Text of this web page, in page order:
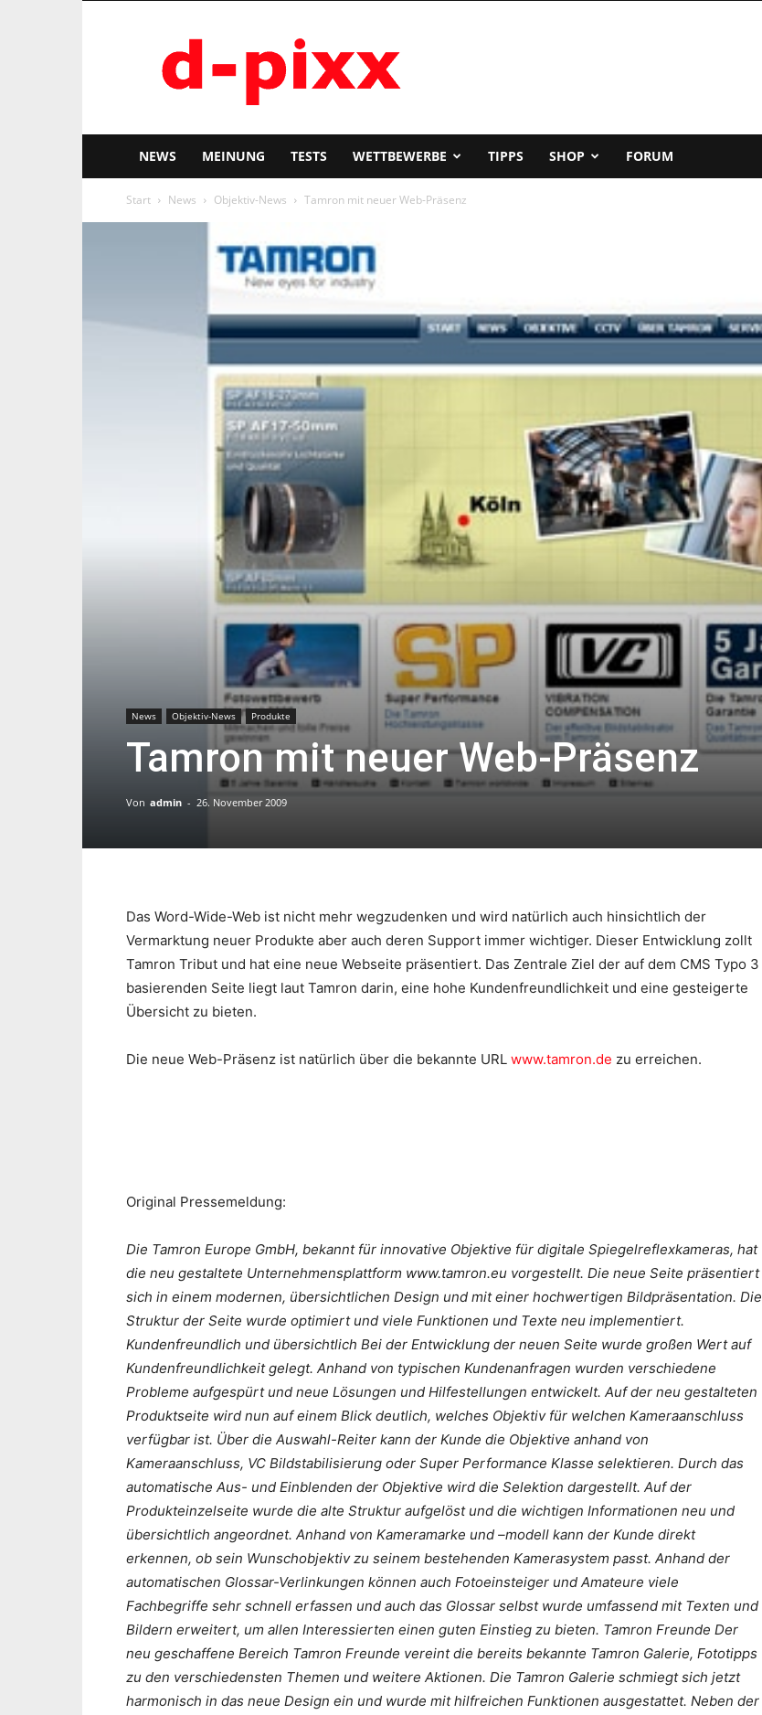
pixx
NEWS MEINUNG TESTS WETTBEWERBE TIPPS SHOP FORUM
Start News Objektiv-News Tamron mit neuer Web-Präsenz
News Objektiv-News Produkte
Tamron mit neuer Web-Präsenz
Von admin - 26. November 2009
Das Word-Wide-Web ist nicht mehr wegzudenken und wird natürlich auch hinsichtlich der
Vermarktung neuer Produkte aber auch deren Support immer wichtiger. Dieser Entwicklung zollt
Tamron Tribut und hat eine neue Webseite präsentiert. Das Zentrale Ziel der auf dem CMS Typo 3
basierenden Seite liegt laut Tamron darin, eine hohe Kundenfreundlichkeit und eine gesteigerte
Übersicht zu bieten.
Die neue Web-Präsenz ist natürlich über die bekannte URL www.tamron.de zu erreichen.
Original Pressemeldung:
Die Tamron Europe GmbH, bekannt für innovative Objektive für digitale Spiegelreflexkameras, hat
die neu gestaltete Unternehmensplattform www.tamron.eu vorgestellt. Die neue Seite präsentiert
sich in einem modernen, übersichtlichen Design und mit einer hochwertigen Bildpräsentation. Die
Struktur der Seite wurde optimiert und viele Funktionen und Texte neu implementiert.
Kundenfreundlich und übersichtlich Bei der Entwicklung der neuen Seite wurde großen Wert auf
Kundenfreundlichkeit gelegt. Anhand von typischen Kundenanfragen wurden verschiedene
Probleme aufgespürt und neue Lösungen und Hilfestellungen entwickelt. Auf der neu gestalteten
Produktseite wird nun auf einem Blick deutlich, welches Objektiv für welchen Kameraanschluss
verfügbar ist. Über die Auswahl-Reiter kann der Kunde die Objektive anhand von
Kameraanschluss, VC Bildstabilisierung oder Super Performance Klasse selektieren. Durch das
automatische Aus- und Einblenden der Objektive wird die Selektion dargestellt. Auf der
Produkteinzelseite wurde die alte Struktur aufgelöst und die wichtigen Informationen neu und
übersichtlich angeordnet. Anhand von Kameramarke und –modell kann der Kunde direkt
erkennen, ob sein Wunschobjektiv zu seinem bestehenden Kamerasystem passt. Anhand der
automatischen Glossar-Verlinkungen können auch Fotoeinsteiger und Amateure viele
Fachbegriffe sehr schnell erfassen und auch das Glossar selbst wurde umfassend mit Texten und
Bildern erweitert, um allen Interessierten einen guten Einstieg zu bieten. Tamron Freunde Der
neu geschaffene Bereich Tamron Freunde vereint die bereits bekannte Tamron Galerie, Fototipps
zu den verschiedensten Themen und weitere Aktionen. Die Tamron Galerie schmiegt sich jetzt
harmonisch in das neue Design ein und wurde mit hilfreichen Funktionen ausgestattet. Neben der